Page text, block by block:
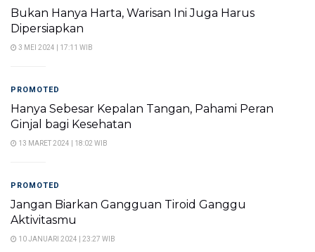
Bukan Hanya Harta, Warisan Ini Juga Harus
Dipersiapkan
3 MEI 2024 | 17:11 WIB
PROMOTED
Hanya Sebesar Kepalan Tangan, Pahami Peran
Ginjal bagi Kesehatan
13 MARET 2024 | 18:02 WIB
PROMOTED
Jangan Biarkan Gangguan Tiroid Ganggu
Aktivitasmu
10 JANUARI 2024 | 23:27 WIB